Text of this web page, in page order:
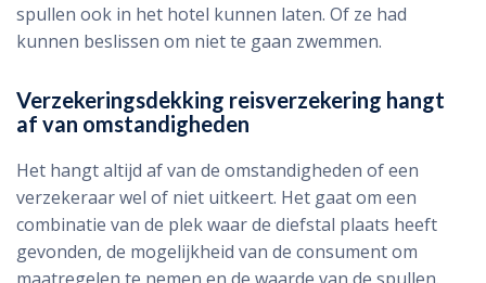
spullen ook in het hotel kunnen laten. Of ze had
kunnen beslissen om niet te gaan zwemmen.
Verzekeringsdekking reisverzekering hangt
af van omstandigheden
Het hangt altijd af van de omstandigheden of een
verzekeraar wel of niet uitkeert. Het gaat om een
combinatie van de plek waar de diefstal plaats heeft
gevonden, de mogelijkheid van de consument om